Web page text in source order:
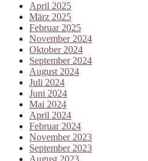
April 2025
März 2025
Februar 2025
November 2024
Oktober 2024
September 2024
August 2024
Juli 2024
Juni 2024
Mai 2024
April 2024
Februar 2024
November 2023
September 2023
August 2023